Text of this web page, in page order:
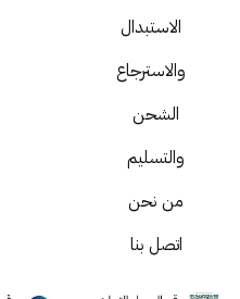
الاستبدال
والاسترجاع
الشحن
والتسليم
من نحن
اتصل بنا